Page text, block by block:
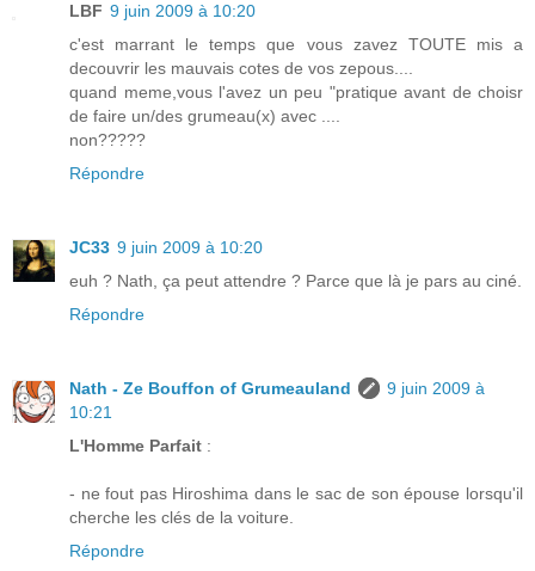
LBF 9 juin 2009 à 10:20
c'est marrant le temps que vous zavez TOUTE mis a
decouvrir les mauvais cotes de vos zepous....
quand meme,vous l'avez un peu "pratique avant de choisr
de faire un/des grumeau(x) avec ....
non?????
Répondre
JC33 9 juin 2009 à 10:20
euh ? Nath, ça peut attendre ? Parce que là je pars au ciné.
Répondre
Nath - Ze Bouffon of Grumeauland
9 juin 2009 à
10:21
L'Homme Parfait :
- ne fout pas Hiroshima dans le sac de son épouse lorsqu'il
cherche les clés de la voiture.
Répondre